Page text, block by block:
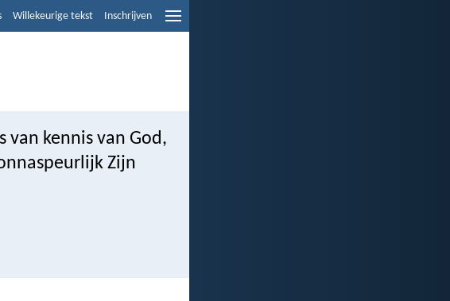
Willekeurige tekst Inschrijven
van kennis van God,
Zijn